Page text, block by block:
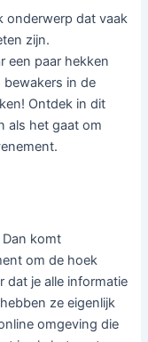
onderwerp dat vaak
zijn.
een paar hekken
bewakers in de
Ontdek in dit
als het gaat om
komt
om de hoek
dat je alle informatie
ze eigenlijk
omgeving die